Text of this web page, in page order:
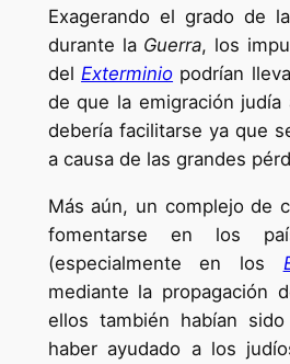
Exagerando el grado de
durante la Guerra, los
del Exterminio podrían
de que la emigración judía
debería facilitarse ya que
a causa de las grandes
Más aún, un complejo de
fomentarse en los
(especialmente en los
mediante la propagación
ellos también habían
haber ayudado a los